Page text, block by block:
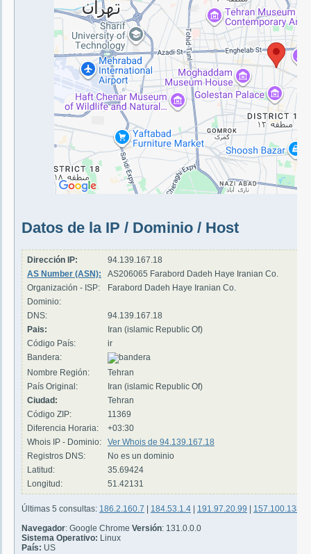
Datos de la IP / Dominio / Host
Dirección IP:
94.139.167.18
AS Number (ASN):
AS206065 Farabord Dadeh Haye Iranian Co.
Organización - ISP:
Farabord Dadeh Haye Iranian Co.
Dominio:
DNS:
94.139.167.18
Pais:
Iran (islamic Republic Of)
Código País:
ir
Bandera:
Nombre Región:
Tehran
País Original:
Iran (islamic Republic Of)
Ciudad:
Tehran
Código ZIP:
11369
Diferencia Horaria:
+03:30
Whois IP - Dominio:
Ver Whois de 94.139.167.18
Registros DNS:
No es un dominio
Latitud:
35.69424
Longitud:
51.42131
Últimas 5 consultas: 186.2.160.7 | 184.53.1.4 | 191.97.20.99 |
Navegador: Google Chrome Versión: 131.0.0.0
Sistema Operativo: Linux
País: US